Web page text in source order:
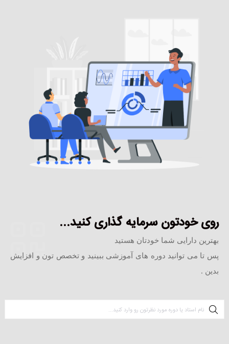
روی خودتون سرمایه گذاری کنید...
بهترین دارایی شما خودتان هستید
پس تا می توانید دوره های آموزشی ببینید و تخصص تون و افزایش
بدین .